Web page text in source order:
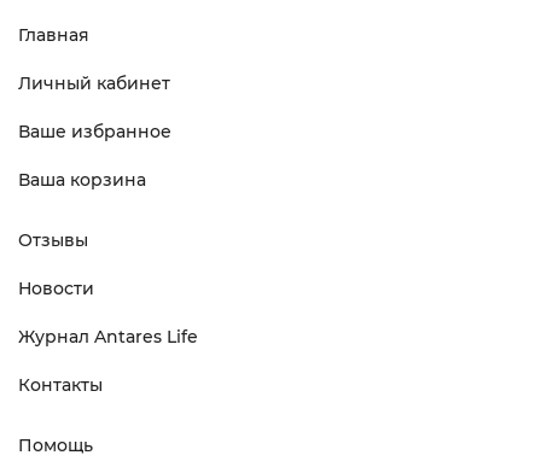
Главная
Личный кабинет
Ваше избранное
Ваша корзина
Отзывы
Новости
Журнал Antares Life
Контакты
Помощь